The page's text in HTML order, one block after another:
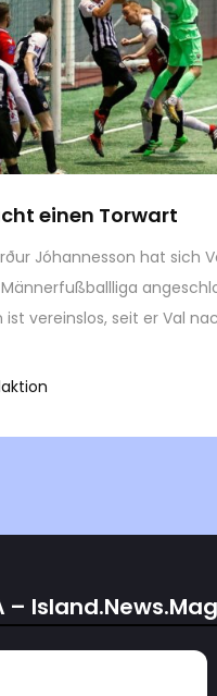
einen Torwart
Jóhannesson hat sich
ist vereinslos, seit er Val
–